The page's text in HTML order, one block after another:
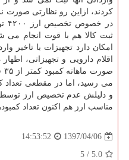
كردند، ازاین رو نظارتی صورت
ثبت كالا هم با قوت انجام می
امكان دارد تجهیزات با تاخیر
اقلام دارویی و تجهیزاتی،
می رسید، اما در مقطعی تعداد
و دلیلش عدم تخصیص ارز توسط
مناسب ارز هم اكنون تعداد
1397/04/06
14:53:52
5.0
/ 5